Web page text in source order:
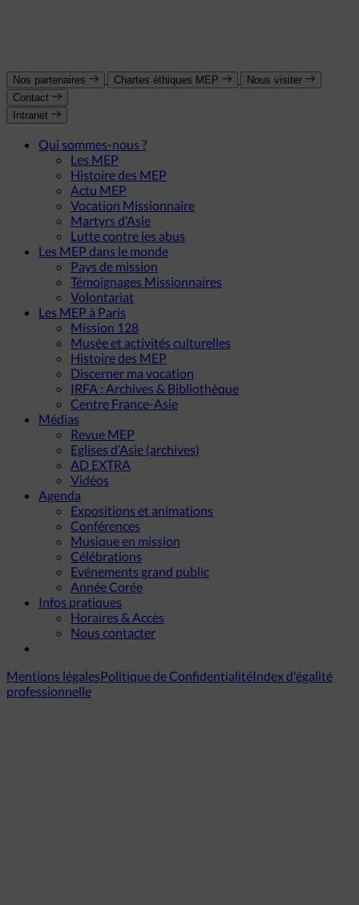
Nos partenaires Chartes éthiques MEP
Nous visiter
Contact
Intranet
Qui sommes-nous ?
Les MEP
Histoire des MEP
Actu MEP
Vocation Missionnaire
Martyrs d’Asie
Lutte contre les abus
Les MEP dans le monde
Pays de mission
Témoignages Missionnaires
Volontariat
Les MEP à Paris
Mission 128
Musée et activités culturelles
Histoire des MEP
Discerner ma vocation
IRFA : Archives & Bibliothèque
Centre France-Asie
Médias
Revue MEP
Eglises d’Asie (archives)
AD EXTRA
Vidéos
Agenda
Expositions et animations
Conférences
Musique en mission
Célébrations
Evénements grand public
Année Corée
Infos pratiques
Horaires & Accès
Nous contacter
Mentions légalesPolitique de ConfidentialitéIndex d'égalité
professionnelle